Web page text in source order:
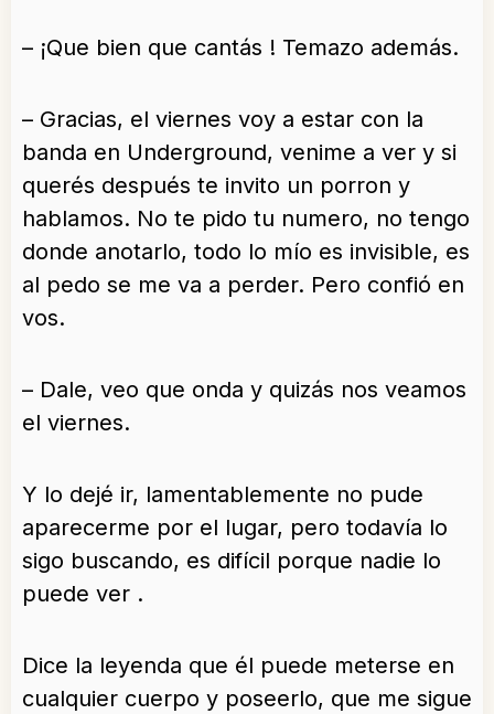
– ¡Que bien que cantás ! Temazo además.
– Gracias, el viernes voy a estar con la
banda en Underground, venime a ver y si
querés después te invito un porron y
hablamos. No te pido tu numero, no tengo
donde anotarlo, todo lo mío es invisible, es
al pedo se me va a perder. Pero confió en
vos.
– Dale, veo que onda y quizás nos veamos
el viernes.
Y lo dejé ir, lamentablemente no pude
aparecerme por el lugar, pero todavía lo
sigo buscando, es difícil porque nadie lo
puede ver .
Dice la leyenda que él puede meterse en
cualquier cuerpo y poseerlo, que me sigue